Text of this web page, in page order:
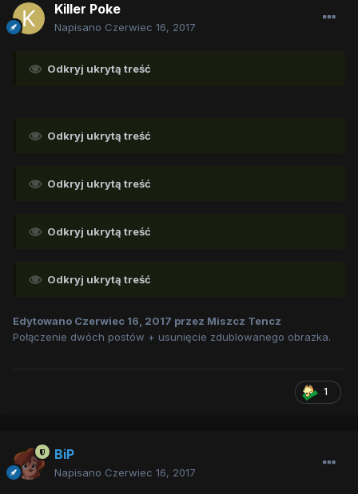
Killer Poke
Napisano Czerwiec 16, 2017
Odkryj ukrytą treść
Odkryj ukrytą treść
Odkryj ukrytą treść
Odkryj ukrytą treść
Odkryj ukrytą treść
Edytowano Czerwiec 16, 2017 przez Miszcz Tencz
Połączenie dwóch postów + usunięcie zdublowanego obrazka.
1
BiP
Napisano Czerwiec 16, 2017